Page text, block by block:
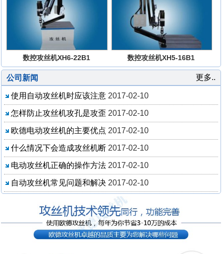
数控攻丝机XH6-22B1 数控攻丝机XH5-16B1
更多..
公司新闻
使用自动攻丝机时应该注意 2017-02-10
怎样防止攻丝机攻孔是攻歪 2017-02-10
欧德电动攻丝机的主要优点 2017-02-10
什么情况下会造成攻丝机断 2017-02-10
电动攻丝机正确的操作方法 2017-02-10
自动攻丝机常见问题和解决 2017-02-10